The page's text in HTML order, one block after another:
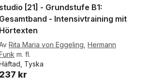
studio [21] - Grundstufe B1:
Gesamtband - Intensivtraining mit
Hörtexten
Rita Maria von Eggeling Hermann
m. fl.
Tyska
237 kr